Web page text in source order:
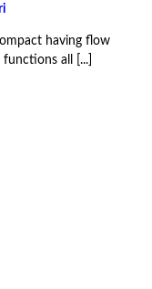
having flow
all [...]